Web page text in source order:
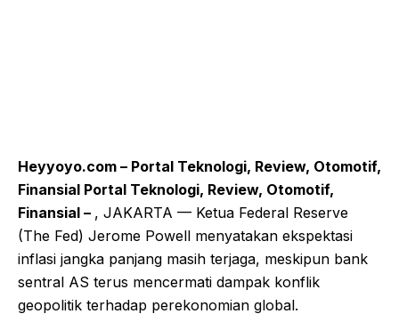
Heyyoyo.com – Portal Teknologi, Review, Otomotif,
Finansial Portal Teknologi, Review, Otomotif,
Finansial – , JAKARTA — Ketua Federal Reserve
(The Fed) Jerome Powell menyatakan ekspektasi
inflasi jangka panjang masih terjaga, meskipun bank
sentral AS terus mencermati dampak konflik
geopolitik terhadap perekonomian global.